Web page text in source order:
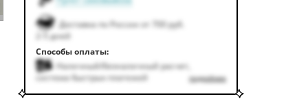
Доставка по России от 700 руб.
2-5 дней
Способы оплаты:
Наличный/безналичный расчет,
система быстрых платежей
подробнее